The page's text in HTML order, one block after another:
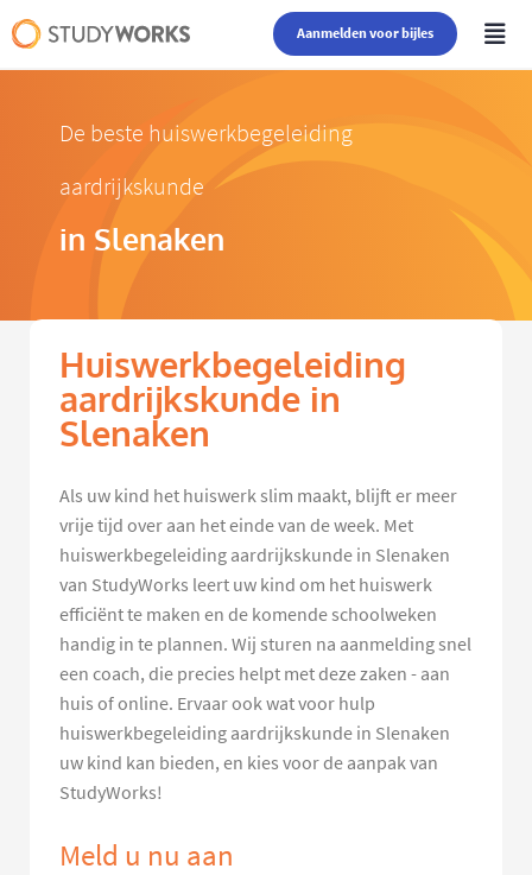
Aanmelden voor bijles
De beste huiswerkbegeleiding
aardrijkskunde
in Slenaken
Huiswerkbegeleiding
aardrijkskunde in
Slenaken
Als uw kind het huiswerk slim maakt, blijft er meer
vrije tijd over aan het einde van de week. Met
huiswerkbegeleiding aardrijkskunde in Slenaken
van StudyWorks leert uw kind om het huiswerk
efficiënt te maken en de komende schoolweken
handig in te plannen. Wij sturen na aanmelding snel
een coach, die precies helpt met deze zaken - aan
huis of online. Ervaar ook wat voor hulp
huiswerkbegeleiding aardrijkskunde in Slenaken
uw kind kan bieden, en kies voor de aanpak van
StudyWorks!
Meld u nu aan